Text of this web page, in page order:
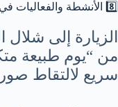
8️⃣ الأنشطة والفعاليات في شلال الخلخال والمناطق القريبة
الزيارة إلى
من “يوم طبيعة
سريع لالتقاط